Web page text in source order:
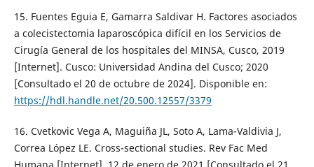
15. Fuentes Eguia E, Gamarra Saldivar H. Factores asociados
a colecistectomia laparoscópica difícil en los Servicios de
Cirugía General de los hospitales del MINSA, Cusco, 2019
[Internet]. Cusco: Universidad Andina del Cusco; 2020
[Consultado el 20 de octubre de 2024]. Disponible en:
https://hdl.handle.net/20.500.12557/3379
16. Cvetkovic Vega A, Maguiña JL, Soto A, Lama-Valdivia J,
Correa López LE. Cross-sectional studies. Rev Fac Med